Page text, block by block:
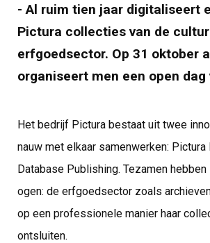
- Al ruim tien jaar digitaliseert
Pictura collecties van de
erfgoedsector. Op 31 oktober
organiseert men een open
Het bedrijf Pictura bestaat uit twee
nauw met elkaar samenwerken:
Database Publishing. Tezamen
ogen: de erfgoedsector zoals
op een professionele manier haar
ontsluiten.